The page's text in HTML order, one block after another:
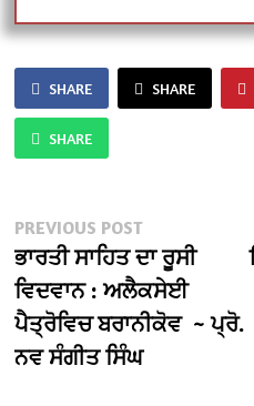
SHARE SHARE
SHARE
Post
navigation
PREVIOUS POSTPrevious
post:
ਭਾਰਤੀ ਸਾਹਿਤ ਦਾ ਰੂਸੀ
ਵਿਦਵਾਨ : ਅਲੈਕਸੇਈ
ਪੈਤ੍ਰੋਵਿਚ ਬਰਾਨੀਕੋਵ ~ ਪ੍ਰੋ.
ਨਵ ਸੰਗੀਤ ਸਿੰਘ